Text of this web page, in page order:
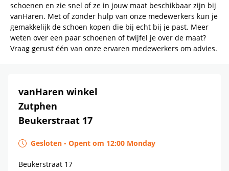
schoenen en zie snel of ze in jouw maat beschikbaar zijn bij
vanHaren. Met of zonder hulp van onze medewerkers kun je
gemakkelijk de schoen kopen die bij echt bij je past. Meer
weten over een paar schoenen of twijfel je over de maat?
Vraag gerust één van onze ervaren medewerkers om advies.
vanHaren winkel
Zutphen
Beukerstraat 17
Gesloten - Opent om 12:00 Monday
Beukerstraat 17